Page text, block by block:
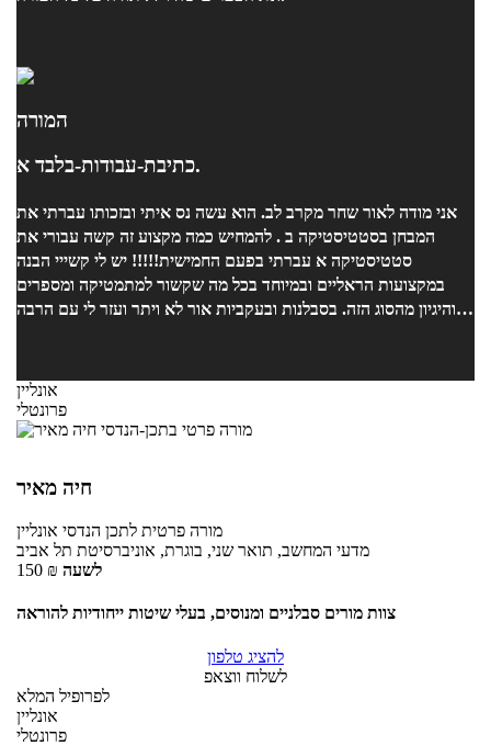
המורה
כתיבת-עבודות-בלבד א.
אני מודה לאור שחר מקרב לב. הוא עשה נס איתי ובזכותו עברתי את
המבחן בסטטיסטיקה ב . להמחיש כמה מקצוע זה קשה עבורי את
סטטיסטיקה א עברתי בפעם החמישית!!!!! יש לי קשייי הבנה
במקצועות הראליים ובמיוחד בכל מה שקשור למתמטיקה ומספרים
והיגיון מהסוג הזה. בסבלנות ובעקביות אור לא ויתר ועזר לי עם הרבה
אונליין
פרונטלי
חיה מאיר
מורה פרטית לתכן הנדסי אונליין
מדעי המחשב, תואר שני, בוגרת, אוניברסיטת תל אביב
150 ₪ לשעה
צוות מורים סבלניים ומנוסים, בעלי שיטות ייחודיות להוראה
להציג טלפון
לשלוח ווצאפ
לפרופיל המלא
אונליין
פרונטלי